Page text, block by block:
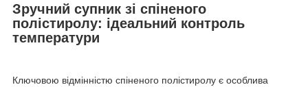
Зручний супник зі спіненого
полістиролу: ідеальний контроль
температури
Ключовою відмінністю спіненого полістиролу є особлива